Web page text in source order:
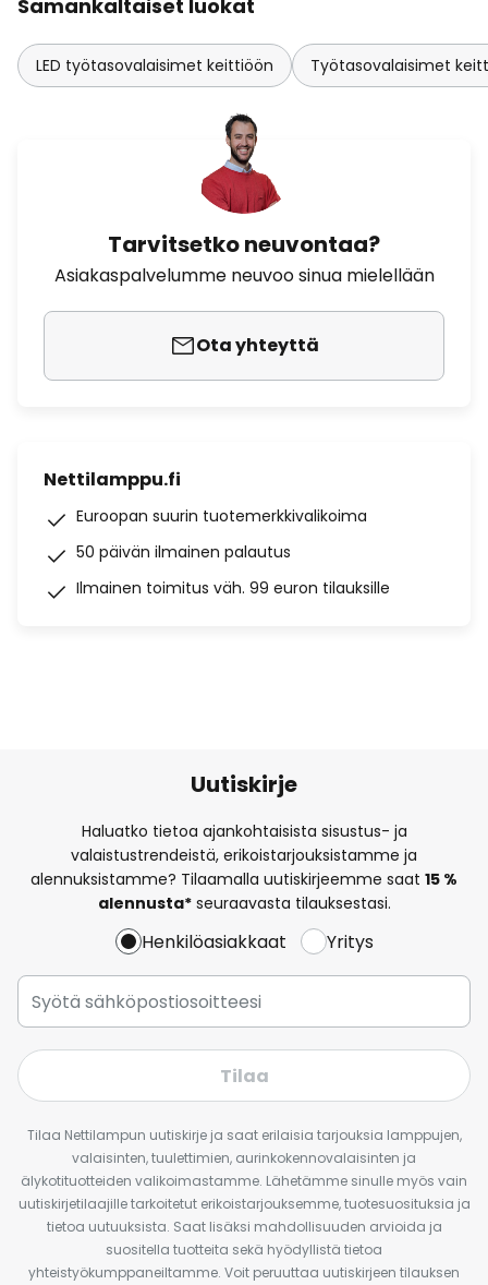
Samankaltaiset luokat
LED työtasovalaisimet keittiöön Työtasovalaisimet
Tarvitsetko neuvontaa?
Asiakaspalvelumme neuvoo sinua mielellään
Ota yhteyttä
Nettilamppu.fi
Euroopan suurin tuotemerkkivalikoima
50 päivän ilmainen palautus
Ilmainen toimitus väh. 99 euron tilauksille
Uutiskirje
Haluatko tietoa ajankohtaisista sisustus- ja
valaistustrendeistä, erikoistarjouksistamme ja
alennuksistamme? Tilaamalla uutiskirjeemme saat 15 %
alennusta*seuraavasta tilauksestasi.
Henkilöasiakkaat Yritys
Tilaa
Tilaa Nettilampun uutiskirje ja saat erilaisia tarjouksia lamppujen,
valaisinten, tuulettimien, aurinkokennovalaisinten ja
älykotituotteiden valikoimastamme. Lähetämme sinulle myös vain
uutiskirjetilaajille tarkoitetut erikoistarjouksemme, tuotesuosituksia ja
tietoa uutuuksista. Saat lisäksi mahdollisuuden arvioida ja
suositella tuotteita sekä hyödyllistä tietoa
yhteistyökumppaneiltamme. Voit peruuttaa uutiskirjeen tilauksen